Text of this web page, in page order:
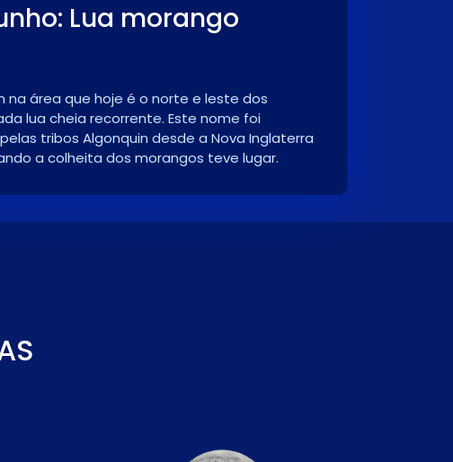
Lua morango
área que hoje é o norte e leste dos
lua cheia recorrente. Este nome foi
tribos Algonquin desde a Nova Inglaterra
a colheita dos morangos teve lugar.